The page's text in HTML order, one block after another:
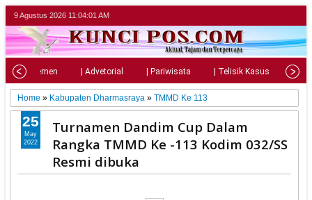
9 Agustus 2026 11:04:03 AM
| Parlemen | Advetorial | Pariwisata | Telisik Kasus |
Home » Kabupaten Dharmasraya »TMMD Ke 113
Turnamen Dandim Cup Dalam
Rangka TMMD Ke -113 Kodim 032/SS
Resmi dibuka
25
May
2022